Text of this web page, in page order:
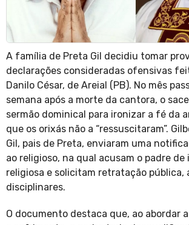
A família de Preta Gil decidiu tomar
declarações consideradas ofensivas
Danilo César, de Areial (PB). No mês
semana após a morte da cantora, o
sermão dominical para ironizar a fé da
que os orixás não a “ressuscitaram”.
Gil, pais de Preta, enviaram uma
ao religioso, na qual acusam o padre
religiosa e solicitam retratação pública,
disciplinares.
O documento destaca que, ao abordar